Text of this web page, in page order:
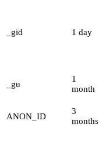
_gid 1 day
_gu
1
month
ANON_ID
3
months